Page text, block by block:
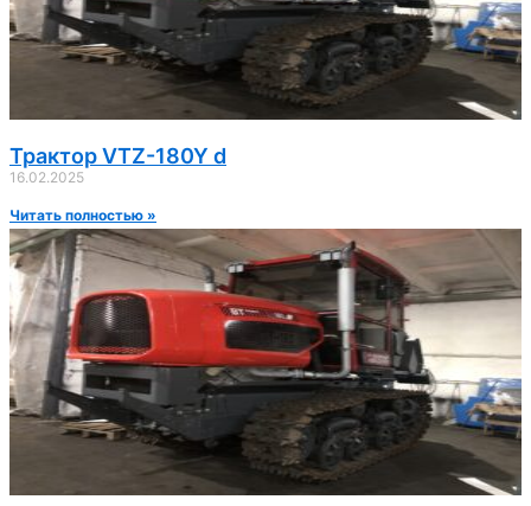
Трактор VTZ-180Y d
16.02.2025
Читать полностью »